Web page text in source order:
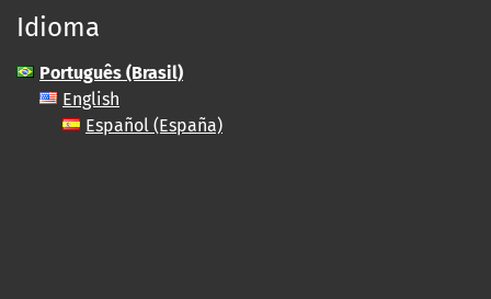
Idioma
Português (Brasil)
English
Español (España)